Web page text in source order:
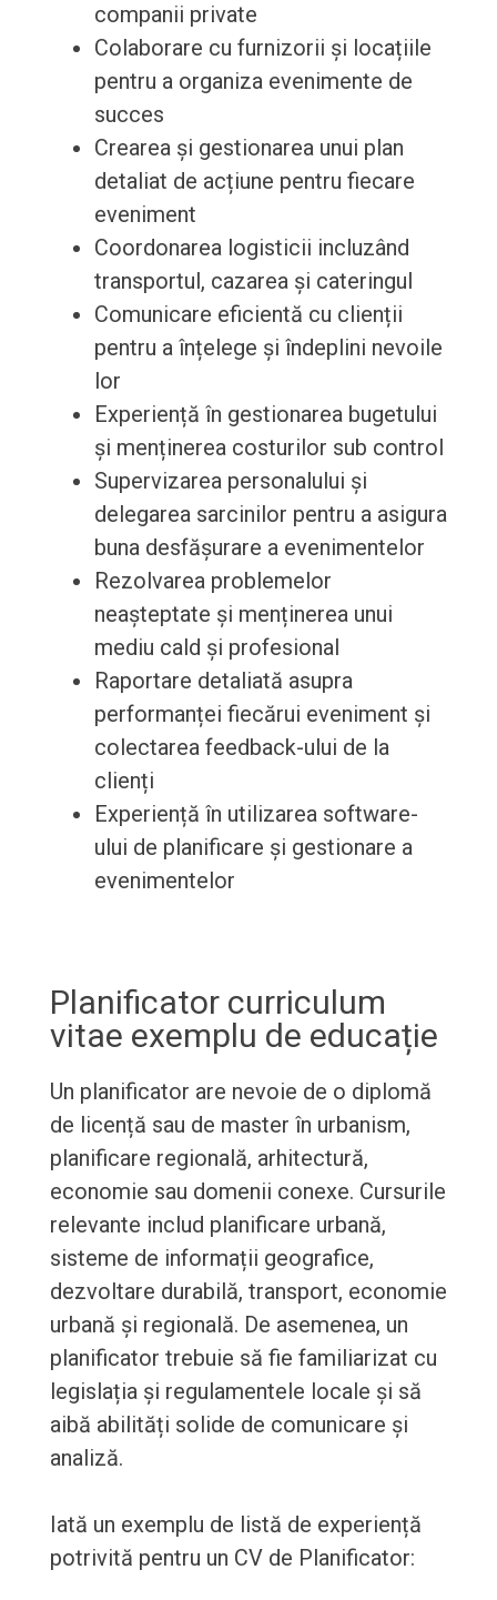
companii private
Colaborare cu furnizorii și locațiile
pentru a organiza evenimente de
succes
Crearea și gestionarea unui plan
detaliat de acțiune pentru fiecare
eveniment
Coordonarea logisticii incluzând
transportul, cazarea și cateringul
Comunicare eficientă cu clienții
pentru a înțelege și îndeplini nevoile
lor
Experiență în gestionarea bugetului
și menținerea costurilor sub control
Supervizarea personalului și
delegarea sarcinilor pentru a asigura
buna desfășurare a evenimentelor
Rezolvarea problemelor
neașteptate și menținerea unui
mediu cald și profesional
Raportare detaliată asupra
performanței fiecărui eveniment și
colectarea feedback-ului de la
clienți
Experiență în utilizarea software-
ului de planificare și gestionare a
evenimentelor
Planificator curriculum
vitae exemplu de educație
Un planificator are nevoie de o diplomă
de licență sau de master în urbanism,
planificare regională, arhitectură,
economie sau domenii conexe. Cursurile
relevante includ planificare urbană,
sisteme de informații geografice,
dezvoltare durabilă, transport, economie
urbană și regională. De asemenea, un
planificator trebuie să fie familiarizat cu
legislația și regulamentele locale și să
aibă abilități solide de comunicare și
analiză.
Iată un exemplu de listă de experiență
potrivită pentru un CV de Planificator: